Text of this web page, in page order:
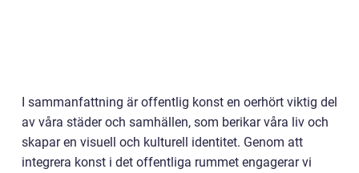
I sammanfattning är offentlig konst en oerhört viktig del
av våra städer och samhällen, som berikar våra liv och
skapar en visuell och kulturell identitet. Genom att
integrera konst i det offentliga rummet engagerar vi